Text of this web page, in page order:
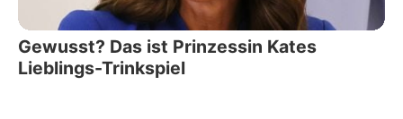
Gewusst? Das ist Prinzessin Kates
Lieblings-Trinkspiel